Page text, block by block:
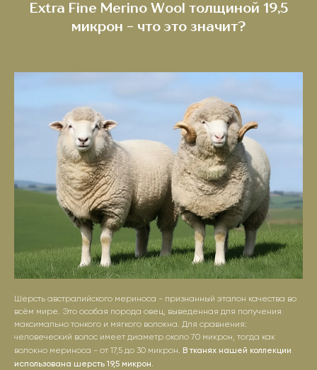
Extra Fine Merino Wool толщиной 19,5
микрон - что это значит?
Шерсть австралийского мериноса - признанный эталон качества во
всём мире. Это особая порода овец, выведенная для получения
максимально тонкого и мягкого волокна. Для сравнения:
человеческий волос имеет диаметр около 70 микрон, тогда как
волокно мериноса - от 17,5 до 30 микрон. В тканях нашей коллекции
использована шерсть 19,5 микрон.